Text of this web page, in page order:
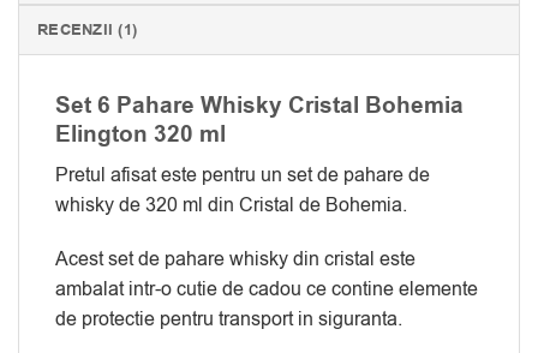
RECENZII (1)
Set 6 Pahare Whisky Cristal Bohemia
Elington 320 ml
Pretul afisat este pentru un set de pahare de
whisky de 320 ml din Cristal de Bohemia.
Acest set de pahare whisky din cristal este
ambalat intr-o cutie de cadou ce contine elemente
de protectie pentru transport in siguranta.